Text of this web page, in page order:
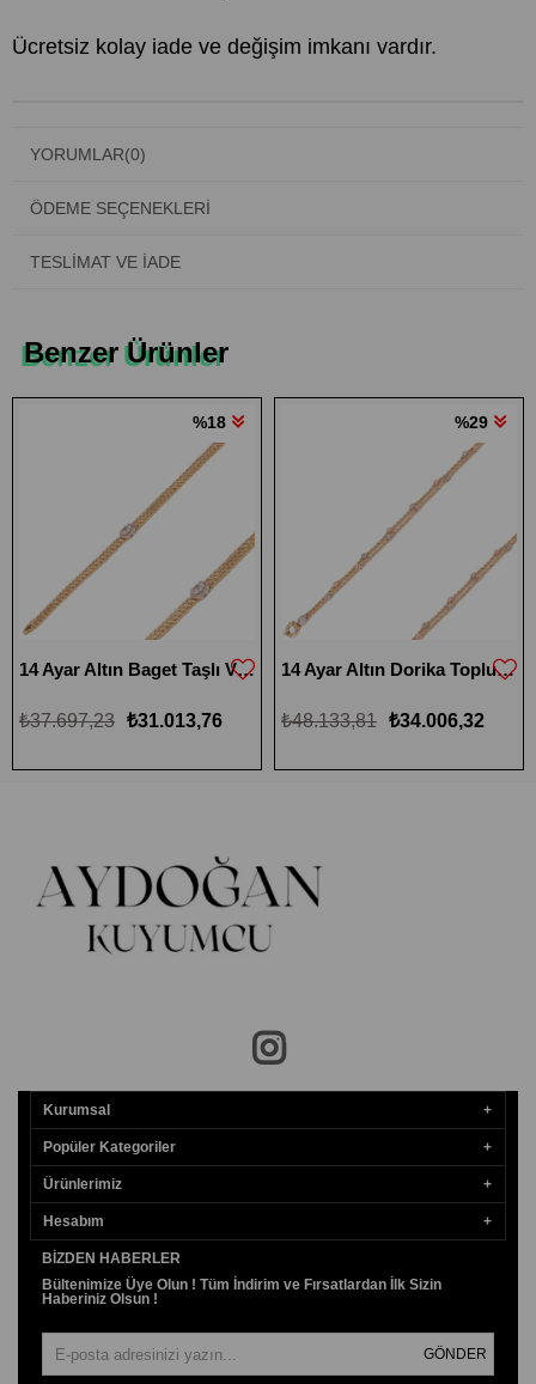
Ücretsiz kolay iade ve değişim imkanı vardır.
YORUMLAR(0)
ÖDEME SEÇENEKLERI
TESLIMAT VE İADE
Benzer Ürünler
14 Ayar Altın Baget Taşlı Viyana Bileklik
₺31.013,76
₺37.697,23
%18
14 Ayar Altın Dorika Toplu Halat Bileklik
₺34.006,32
₺48.133,81
%29
Kurumsal
Popüler Kategoriler
Ürünlerimiz
Hesabım
BIZDEN HABERLER
Bültenimize Üye Olun ! Tüm İndirim ve Fırsatlardan İlk Sizin
Haberiniz Olsun !
GÖNDER